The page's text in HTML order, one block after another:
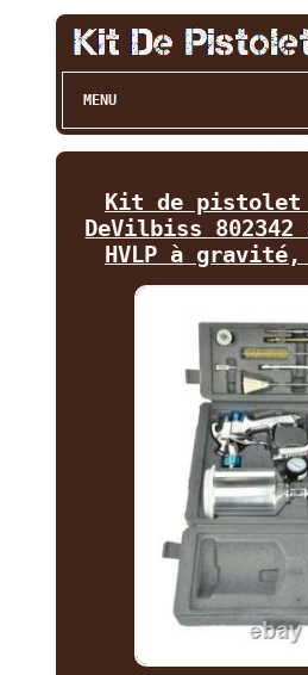
MENU
Kit de pistolet
DeVilbiss
HVLP à